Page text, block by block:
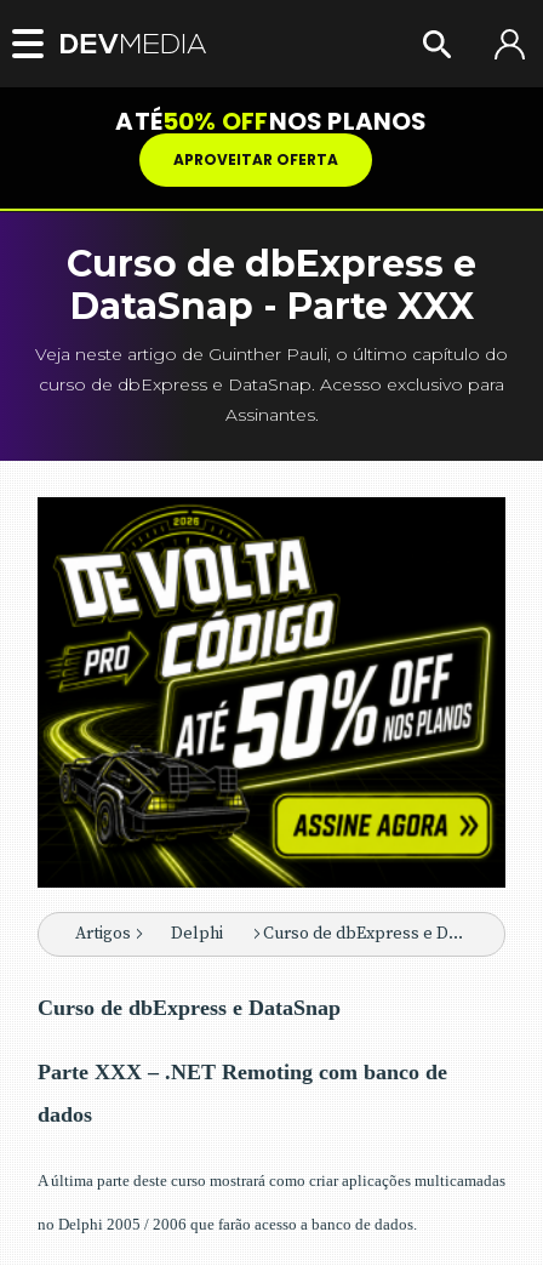
ATÉ50% OFFNOS PLANOS
APROVEITAR OFERTA
Curso de dbExpress e
DataSnap - Parte XXX
Veja neste artigo de Guinther Pauli, o último capítulo do
curso de dbExpress e DataSnap. Acesso exclusivo para
Assinantes.
Artigos Delphi Curso de dbExpress e DataSnap - Parte XXX
Curso de dbExpress e DataSnap
Parte XXX – .NET Remoting com banco de
dados
A última parte deste curso mostrará como criar aplicações multicamadas
no Delphi 2005 / 2006 que farão acesso a banco de dados.